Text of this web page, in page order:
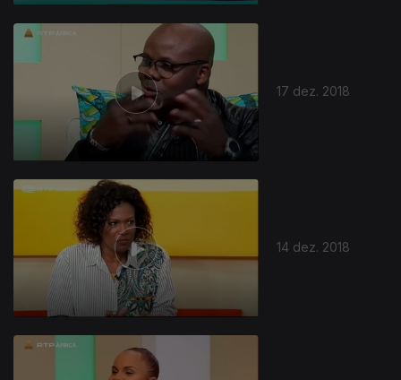
17 dez. 2018
14 dez. 2018
379728